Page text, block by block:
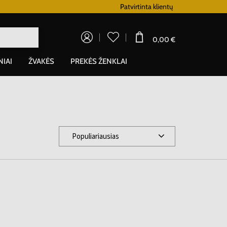
Patvirtinta klientų
0,00 €
ŽVAKĖS PREKĖS ŽENKLAI
Populiariausias